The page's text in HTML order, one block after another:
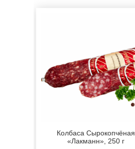
Колбаса Сырокопчёная
«Лакманн», 250 г